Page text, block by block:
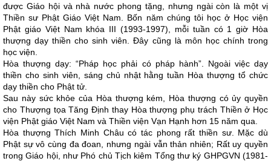
được Giáo hội và nhà nước phong tặng, nhưng ngài còn là một vị
Thiền sư Phật Giáo Việt Nam. Bốn năm chúng tôi học ở Học viện
Phật giáo Việt Nam khóa III (1993-1997), mỗi tuần có 1 giờ Hòa
thượng dạy thiền cho sinh viên. Đây cũng là môn học chính trong
học viện.
Hòa thượng dạy: “Pháp học phải có pháp hành”. Ngoài việc dạy
thiền cho sinh viên, sáng chủ nhật hằng tuần Hòa thượng tổ chức
dạy thiền cho Phật tử.
Sau này sức khỏe của Hòa thượng kém, Hòa thượng có ủy quyền
cho Thượng tọa Tăng Định thay Hòa thượng phụ trách Thiền ở Học
viện Phật giáo Việt Nam và Thiền viện Vạn Hạnh hơn 15 năm qua.
Hòa thượng Thích Minh Châu có tác phong rất thiền sư. Mặc dù
Phật sự vô cùng đa đoan, nhưng ngài vẫn thản nhiên; Rất uy quyền
trong Giáo hội, như Phó chủ Tịch kiêm Tổng thư ký GHPGVN (1981-